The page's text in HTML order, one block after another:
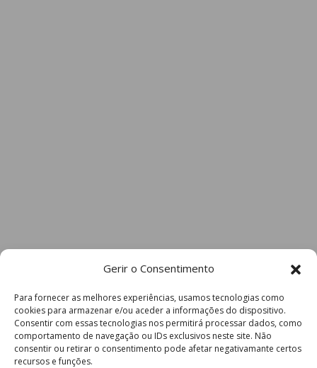
Gerir o Consentimento
Para fornecer as melhores experiências, usamos tecnologias como
cookies para armazenar e/ou aceder a informações do dispositivo.
Consentir com essas tecnologias nos permitirá processar dados, como
comportamento de navegação ou IDs exclusivos neste site. Não
consentir ou retirar o consentimento pode afetar negativamante certos
recursos e funções.